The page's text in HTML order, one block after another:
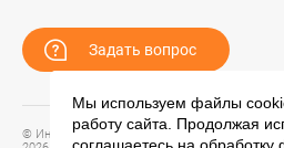
Задать вопрос
© Информационный портал технической
Мы используем файлы
работу сайта. Продолжая